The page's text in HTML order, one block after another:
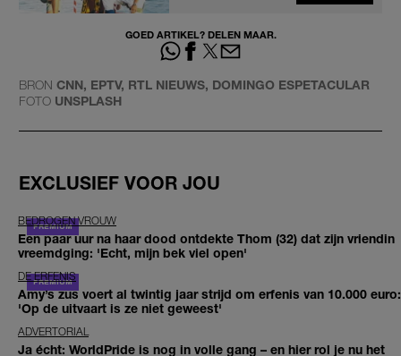
GOED ARTIKEL? DELEN MAAR.
BRON CNN, EPTV, RTL NIEUWS, DOMINGO ESPETACULAR
FOTO UNSPLASH
EXCLUSIEF VOOR JOU
BEDROGEN VROUW
Een paar uur na haar dood ontdekte Thom (32) dat zijn vriendin
vreemdging: 'Echt, mijn bek viel open'
DE ERFENIS
Amy’s zus voert al twintig jaar strijd om erfenis van 10.000 euro:
'Op de uitvaart is ze niet geweest'
ADVERTORIAL
Ja écht: WorldPride is nog in volle gang – en hier rol je nu het